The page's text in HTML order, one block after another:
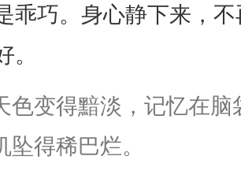
乖巧。身心静下来，
。
色变得黯淡，记忆在
坠得稀巴烂。